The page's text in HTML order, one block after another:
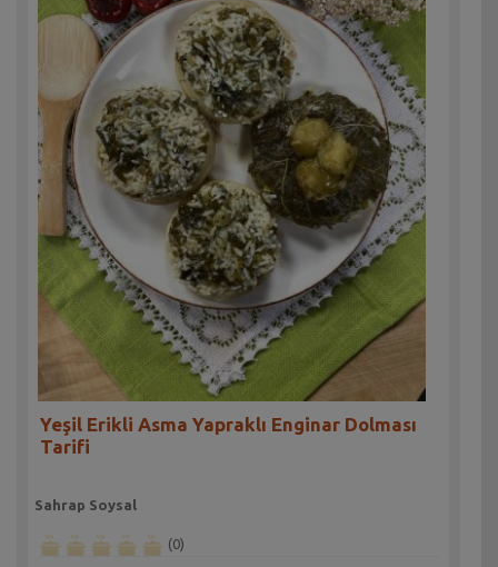
Yeşil Erikli Asma Yapraklı Enginar Dolması
Tarifi
Sahrap Soysal
(0)